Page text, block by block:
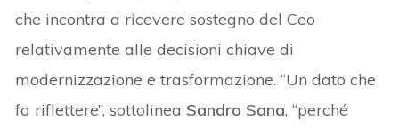
che incontra a ricevere sostegno del Ceo
relativamente alle decisioni chiave di
modernizzazione e trasformazione. “Un dato che
fa riflettere”, sottolinea Sandro Sana, “perché